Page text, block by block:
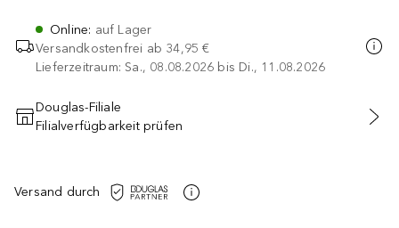
Online: auf Lager
Versandkostenfrei ab 34,95 €
Lieferzeitraum: Sa., 08.08.2026 bis Di., 11.08.2026
IN DEN WARENKORB
Douglas-Filiale
Filialverfügbarkeit prüfen
Versand durch